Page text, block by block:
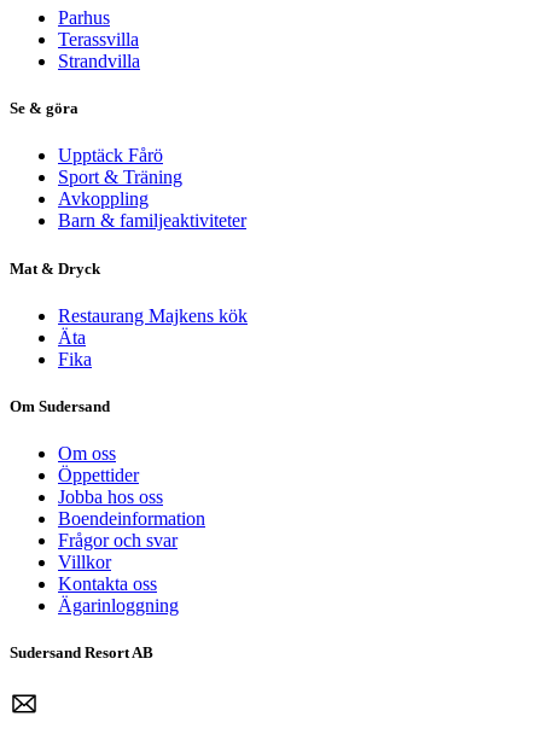
Parhus
Terassvilla
Strandvilla
Se & göra
Upptäck Fårö
Sport & Träning
Avkoppling
Barn & familjeaktiviteter
Mat & Dryck
Restaurang Majkens kök
Äta
Fika
Om Sudersand
Om oss
Öppettider
Jobba hos oss
Boendeinformation
Frågor och svar
Villkor
Kontakta oss
Ägarinloggning
Sudersand Resort AB